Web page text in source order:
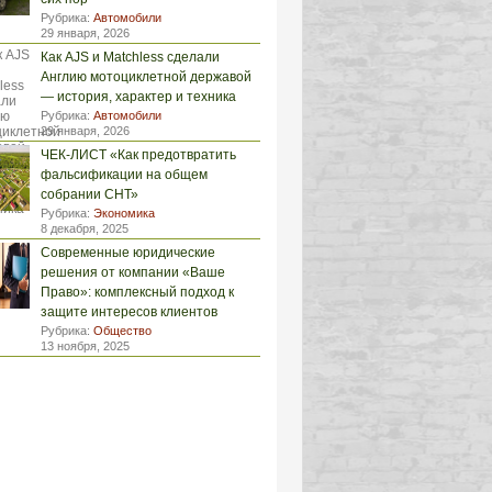
Рубрика: Автомобили
29 января, 2026
Как AJS и Matchless сделали
Англию мотоциклетной державой
— история, характер и техника
Рубрика: Автомобили
29 января, 2026
ЧЕК-ЛИСТ «Как предотвратить
фальсификации на общем
собрании СНТ»
Рубрика: Экономика
8 декабря, 2025
Современные юридические
решения от компании «Ваше
Право»: комплексный подход к
защите интересов клиентов
Рубрика: Общество
13 ноября, 2025